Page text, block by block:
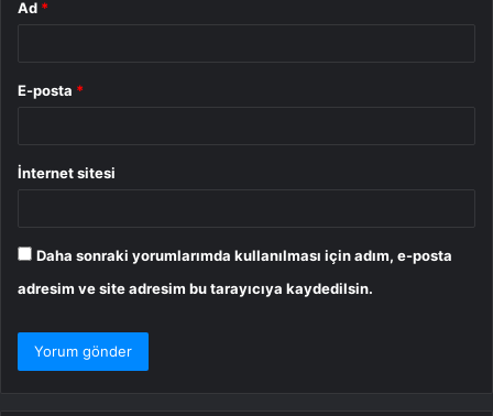
Ad *
E-posta *
İnternet sitesi
Daha sonraki yorumlarımda kullanılması için adım, e-posta
adresim ve site adresim bu tarayıcıya kaydedilsin.